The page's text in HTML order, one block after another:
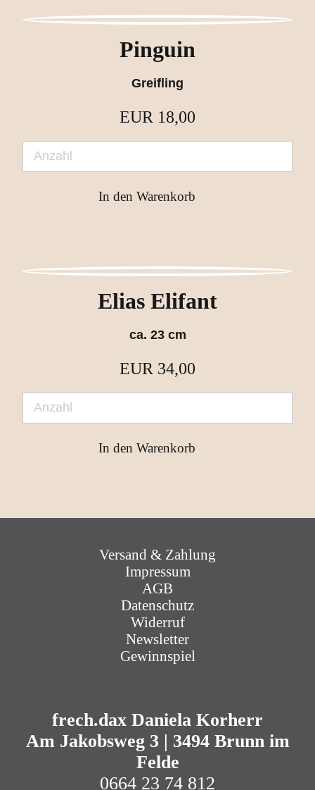
Pinguin
Greifling
EUR 18,00
Elias Elifant
ca. 23 cm
EUR 34,00
Navigation überspringen
Versand & Zahlung
Impressum
AGB
Datenschutz
Widerruf
Newsletter
Gewinnspiel
frech.dax Daniela Korherr
Am Jakobsweg 3 | 3494 Brunn im
Felde
0664 23 74 812